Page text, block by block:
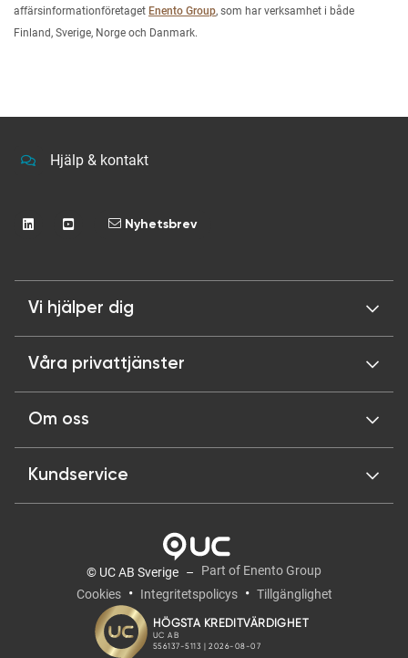
affärsinformationföretaget Enento Group, som har verksamhet i både
Finland, Sverige, Norge och Danmark.
Hjälp & kontakt
Nyhetsbrev
Vi hjälper dig
Våra privattjänster
Om oss
Kundservice
© UC AB Sverige
Part of Enento Group
Cookies
Integritetspolicys Tillgänglighet